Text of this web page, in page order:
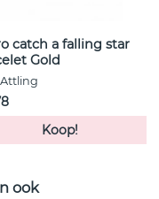
catch a falling star
Gold
Koop!
ook